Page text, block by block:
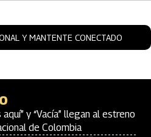
Y MANTENTE CONECTADO
y “Vacía” llegan al estreno
de Colombia